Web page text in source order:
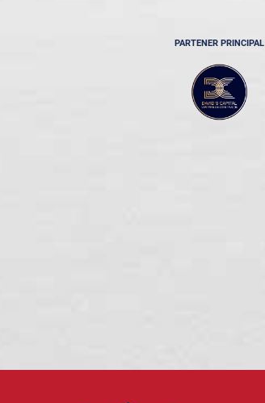
PARTENER PRINCIPAL